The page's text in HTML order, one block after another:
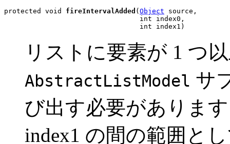
protected void fireIntervalAdded ( Object source,
                                 int index0,
                                 int index1)
リストに要素が 1 つ
AbstractListModel サ
び出す必要がありま
index1 の間の範囲と